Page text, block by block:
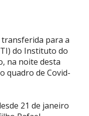
para a
do Instituto do
na noite desta
quadro de Covid-
21 de janeiro